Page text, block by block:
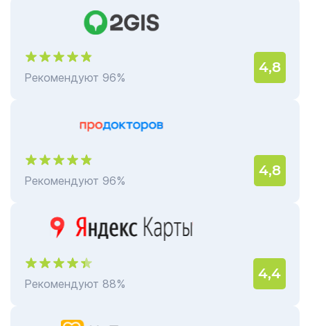
Рекомендуют 96%
4,8
Рекомендуют 96%
4,8
Рекомендуют 88%
4,4